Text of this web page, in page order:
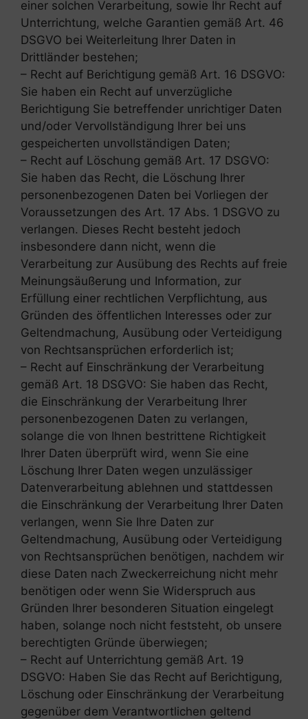
einer solchen Verarbeitung, sowie Ihr Recht auf
Unterrichtung, welche Garantien gemäß Art. 46
DSGVO bei Weiterleitung Ihrer Daten in
Drittländer bestehen;
– Recht auf Berichtigung gemäß Art. 16 DSGVO:
Sie haben ein Recht auf unverzügliche
Berichtigung Sie betreffender unrichtiger Daten
und/oder Vervollständigung Ihrer bei uns
gespeicherten unvollständigen Daten;
– Recht auf Löschung gemäß Art. 17 DSGVO:
Sie haben das Recht, die Löschung Ihrer
personenbezogenen Daten bei Vorliegen der
Voraussetzungen des Art. 17 Abs. 1 DSGVO zu
verlangen. Dieses Recht besteht jedoch
insbesondere dann nicht, wenn die
Verarbeitung zur Ausübung des Rechts auf freie
Meinungsäußerung und Information, zur
Erfüllung einer rechtlichen Verpflichtung, aus
Gründen des öffentlichen Interesses oder zur
Geltendmachung, Ausübung oder Verteidigung
von Rechtsansprüchen erforderlich ist;
– Recht auf Einschränkung der Verarbeitung
gemäß Art. 18 DSGVO: Sie haben das Recht,
die Einschränkung der Verarbeitung Ihrer
personenbezogenen Daten zu verlangen,
solange die von Ihnen bestrittene Richtigkeit
Ihrer Daten überprüft wird, wenn Sie eine
Löschung Ihrer Daten wegen unzulässiger
Datenverarbeitung ablehnen und stattdessen
die Einschränkung der Verarbeitung Ihrer Daten
verlangen, wenn Sie Ihre Daten zur
Geltendmachung, Ausübung oder Verteidigung
von Rechtsansprüchen benötigen, nachdem wir
diese Daten nach Zweckerreichung nicht mehr
benötigen oder wenn Sie Widerspruch aus
Gründen Ihrer besonderen Situation eingelegt
haben, solange noch nicht feststeht, ob unsere
berechtigten Gründe überwiegen;
– Recht auf Unterrichtung gemäß Art. 19
DSGVO: Haben Sie das Recht auf Berichtigung,
Löschung oder Einschränkung der Verarbeitung
gegenüber dem Verantwortlichen geltend